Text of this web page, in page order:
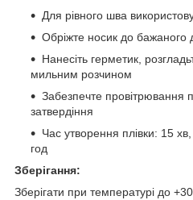
Для рівного шва
Обріжте носик до бажаного
Нанесіть герметик,
мильним розчином
Забезпечте провітрювання
затвердіння
Час утворення плівки: 15
год
Зберігання:
Зберігати при температурі до